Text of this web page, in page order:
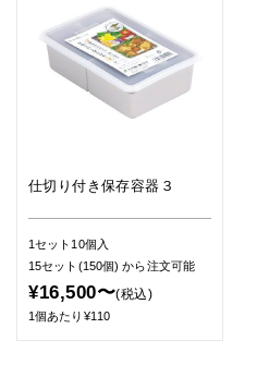
仕切り付き保存容器３
1セット10個入
15セット(150個)から注文可能
¥16,500〜(税込)
1個あたり¥110